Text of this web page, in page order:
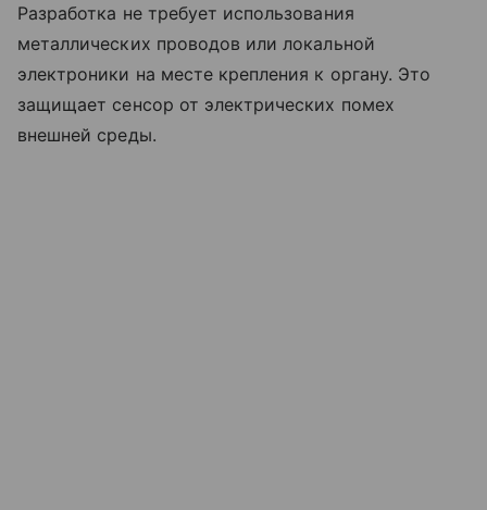
Разработка не требует использования
металлических проводов или локальной
электроники на месте крепления к органу. Это
защищает сенсор от электрических помех
внешней среды.